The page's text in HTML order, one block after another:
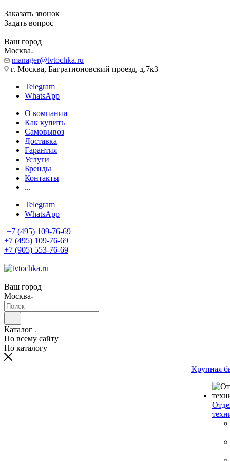
Заказать звонок
Задать вопрос
Ваш город
Москва
manager@tvtochka.ru
г. Москва, Багратионовский проезд, д.7к3
Telegram
WhatsApp
О компании
Как купить
Самовывоз
Доставка
Гарантия
Услуги
Бренды
Контакты
...
Telegram
WhatsApp
+7 (495) 109-76-69
+7 (495) 109-76-69
+7 (905) 553-76-69
Ваш город
Москва
Каталог
По всему сайту
По каталогу
Крупная